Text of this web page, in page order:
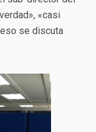
«casi
se discuta